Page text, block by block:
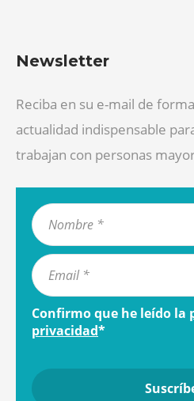
Newsletter
Reciba en su e-mail de
actualidad indispensable
trabajan con personas
Confirmo que he leído la
privacidad*